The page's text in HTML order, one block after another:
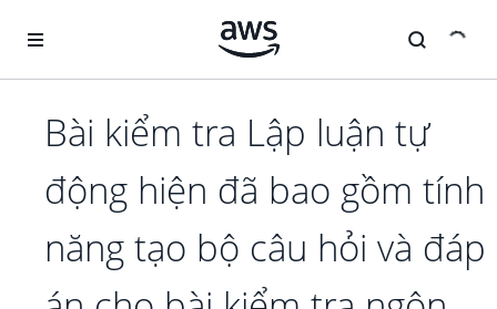
Bài kiểm tra Lập luận tự
động hiện đã bao gồm tính
năng tạo bộ câu hỏi và đáp